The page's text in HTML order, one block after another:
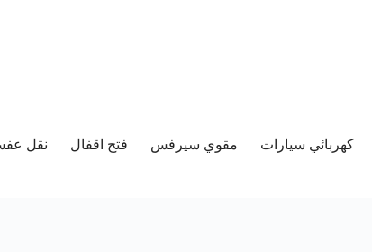
كهربائي سيارات مقوي سيرفس فتح اقفال نقل